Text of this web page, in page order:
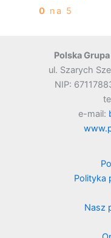
0 na 5
Polska
ul. Szarych
NIP:
e-mail:
Polityka
Nasz